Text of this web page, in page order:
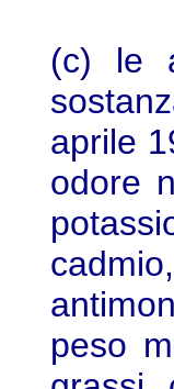
(c) le
aprile
odore
peso